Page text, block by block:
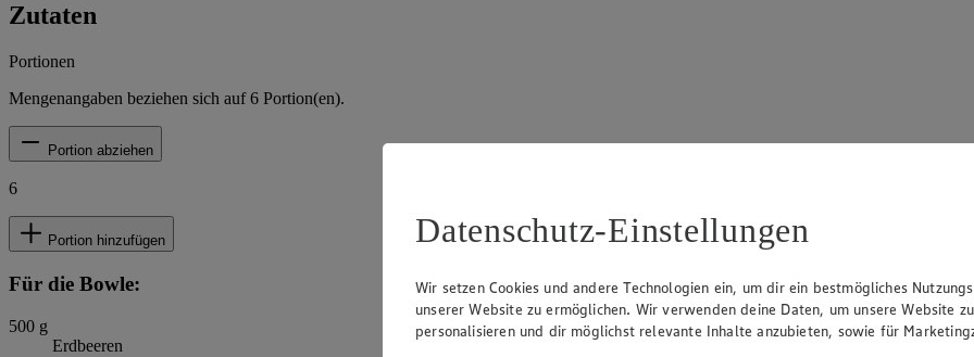
Zutaten
Portionen
Mengenangaben beziehen sich auf6 Portion(en).
Portion abziehen
6
Portion hinzufügen
Für die Bowle:
500 g
Erdbeeren
Datenschutz-Einstellungen
Wir setzen Cookies und andere Technologien ein, um dir ein bestmögliches
unserer Website zu ermöglichen. Wir verwenden deine Daten, um unsere Website zu
personalisieren und dir möglichst relevante Inhalte anzubieten, sowie für